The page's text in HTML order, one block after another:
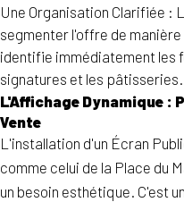
Une Organisation Clarifiée :
segmenter l'offre de
identifie immédiatement les
signatures et les pâtisseries.
L'Affichage Dynamique :
Vente
L'installation d'un Écran
comme celui de la Place du
un besoin esthétique. C'est